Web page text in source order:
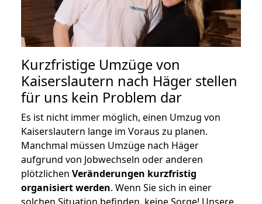
Kurzfristige Umzüge von
Kaiserslautern nach Häger stellen
für uns kein Problem dar
Es ist nicht immer möglich, einen Umzug von
Kaiserslautern lange im Voraus zu planen.
Manchmal müssen Umzüge nach Häger
aufgrund von Jobwechseln oder anderen
plötzlichen Veränderungen kurzfristig
organisiert werden. Wenn Sie sich in einer